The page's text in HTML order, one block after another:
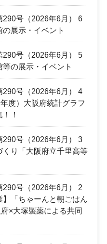
290号（2026年6月） 6
展示・イベント
290号（2026年6月） 5
の展示・イベント
290号（2026年6月） 4
度）大阪府統計グラフ
！
290号（2026年6月） 3
り「大阪府立千里高等
290号（2026年6月） 2
「ちゃーんと朝ごはん
×大塚製薬による共同